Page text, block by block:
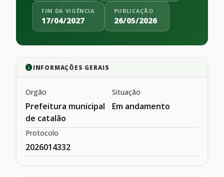
FIM DA VIGÊNCIA
17/04/2027
PUBLICAÇÃO
26/05/2026
INFORMAÇÕES GERAIS
Orgão
Prefeitura municipal
de catalão
Situação
Em andamento
Protocolo
2026014332